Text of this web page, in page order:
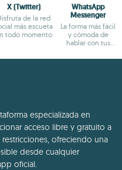
X (Twitter)
de la red
más escueta
todo momento
WhatsApp
Messenger
La forma más fácil
y cómoda de
hablar con tus
especializada en
acceso libre y gratuito a
ofreciendo una
desde cualquier
oficial.